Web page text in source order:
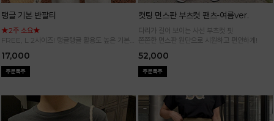
탱글 기본 반팔티
★2주 소요★
FREE, L 2사이즈! 탱글탱글 활용도 높은 기본
17,000
컷팅 면스판 부츠컷 팬츠-여름ver.
다리가 길어 보이는 사선 부츠컷 핏
쫀쫀한 면스판 원단으로 시원하고 편안하게!
52,000